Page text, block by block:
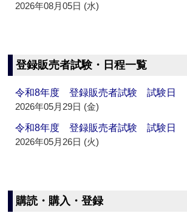
2026年08月05日 (水)
登録販売者試験・日程一覧
令和8年度 登録販売者試験 試験日
2026年05月29日 (金)
令和8年度 登録販売者試験 試験日
2026年05月26日 (火)
購読・購入・登録